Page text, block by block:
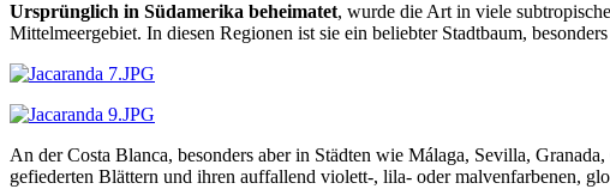
Ursprünglich in Südamerika beheimatet, wurde die Art in viele
Mittelmeergebiet. In diesen Regionen ist sie ein beliebter Stadtbaum,
An der Costa Blanca, besonders aber in Städten wie Málaga, Sevilla,
gefiederten Blättern und ihren auffallend violett-, lila- oder malvenfarbenen,